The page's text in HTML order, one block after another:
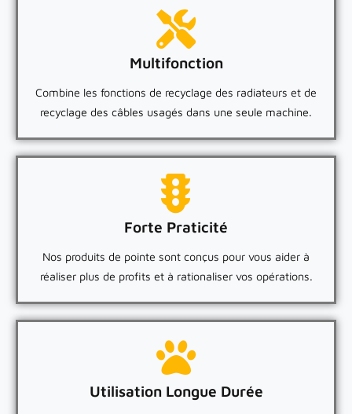
Multifonction
Combine les fonctions de recyclage des radiateurs et de
recyclage des câbles usagés dans une seule machine.
Forte Praticité
Nos produits de pointe sont conçus pour vous aider à
réaliser plus de profits et à rationaliser vos opérations.
Utilisation Longue Durée